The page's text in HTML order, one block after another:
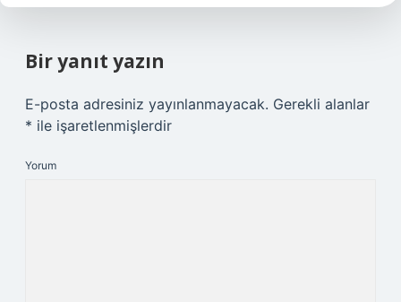
Bir yanıt yazın
E-posta adresiniz yayınlanmayacak. Gerekli alanlar
* ile işaretlenmişlerdir
Yorum